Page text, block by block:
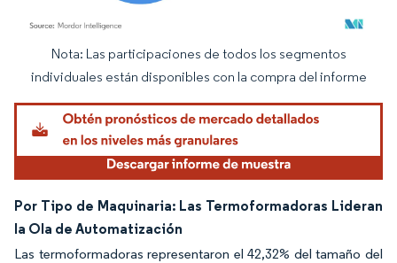
Imagen © Mordor Intelligence. El uso requiere atribución según CC BY 4.0.
Nota: Las participaciones de todos los segmentos
individuales están disponibles con la compra del informe
Por Tipo de Maquinaria: Las Termoformadoras Lideran
la Ola de Automatización
Las termoformadoras representaron el 42,32% del tamaño del